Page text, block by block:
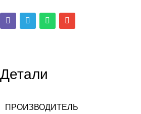
Детали
ПРОИЗВОДИТЕЛЬ